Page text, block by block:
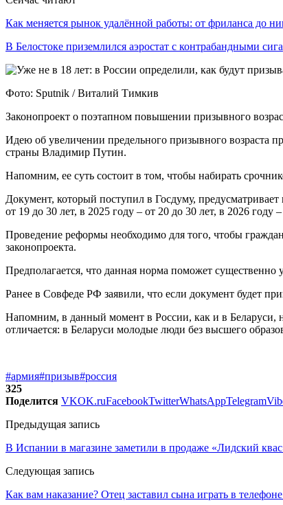
Как меняется рынок удалённой работы: от фриланса до
В Белостоке приземлился аэростат с контрабандными
Фото: Sputnik / Виталий Тимкив
Законопроект о поэтапном повышении призывного
Идею об увеличении предельного призывного
страны Владимир Путин.
Напомним, ее суть состоит в том, чтобы набирать
Документ, который поступил в Госдуму,
от 19 до 30 лет, в 2025 году – от 20 до 30 лет, в 2026 году
Проведение реформы необходимо для того, чтобы
законопроекта.
Предполагается, что данная норма поможет
Ранее в Совфеде РФ заявили, что если документ будет
Напомним, в данный момент в России, как и в Беларуси,
отличается: в Беларуси молодые люди без высшего
#армия#призыв#россия
325
Поделится VKOK.ruFacebookTwitterWhatsAppTelegram
Предыдущая запись
В Испании в магазине заметили в продаже «Лидский
Следующая запись
Как вам наказание? Отец заставил сына играть в